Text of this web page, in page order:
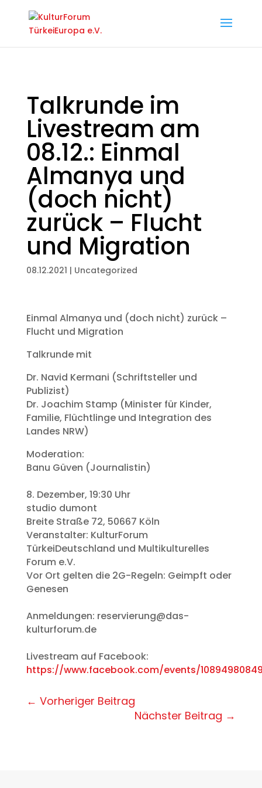
Talkrunde im
Livestream am
08.12.: Einmal
Almanya und
(doch nicht)
zurück – Flucht
und Migration
08.12.2021 | Uncategorized
Einmal Almanya und (doch nicht) zurück –
Flucht und Migration
Talkrunde mit
Dr. Navid Kermani (Schriftsteller und
Publizist)
Dr. Joachim Stamp (Minister für Kinder,
Familie, Flüchtlinge und Integration des
Landes NRW)
Moderation:
Banu Güven (Journalistin)
8. Dezember, 19:30 Uhr
studio dumont
Breite Straße 72, 50667 Köln
Veranstalter: KulturForum
TürkeiDeutschland und Multikulturelles
Forum e.V.
Vor Ort gelten die 2G-Regeln: Geimpft oder
Genesen
Anmeldungen: reservierung@das-
kulturforum.de
Livestream auf Facebook:
https://www.facebook.com/events/
← Vorheriger Beitrag
Nächster Beitrag →